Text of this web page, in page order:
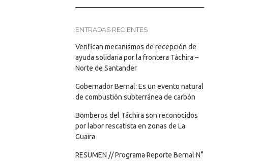
ENTRADAS RECIENTES
Verifican mecanismos de recepción de
ayuda solidaria por la frontera Táchira –
Norte de Santander
Gobernador Bernal: Es un evento natural
de combustión subterránea de carbón
Bomberos del Táchira son reconocidos
por labor rescatista en zonas de La
Guaira
RESUMEN // Programa Reporte Bernal N°